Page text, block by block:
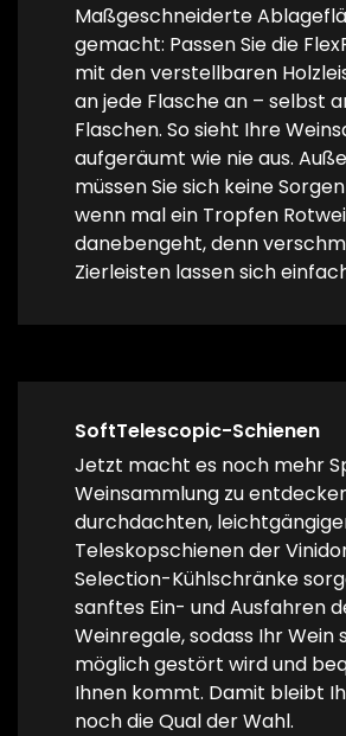
Maßgeschneiderte
gemacht: Passen Sie die
mit den verstellbaren
an jede Flasche an – selbst
Flaschen. So sieht Ihre
aufgeräumt wie nie aus.
müssen Sie sich keine
wenn mal ein Tropfen
danebengeht, denn
Zierleisten lassen sich
SoftTelescopic-Schienen
Jetzt macht es noch mehr
Weinsammlung zu
durchdachten,
Teleskopschienen der
Selection-Kühlschränke
sanftes Ein- und Ausfahren
Weinregale, sodass Ihr Wein
möglich gestört wird und
Ihnen kommt. Damit bleibt
noch die Qual der Wahl.